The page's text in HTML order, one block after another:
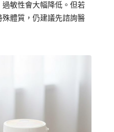
敏性會大幅降低。但若
體質，仍建議先諮詢醫